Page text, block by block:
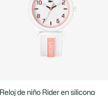
Reloj de niño Rider en silicona